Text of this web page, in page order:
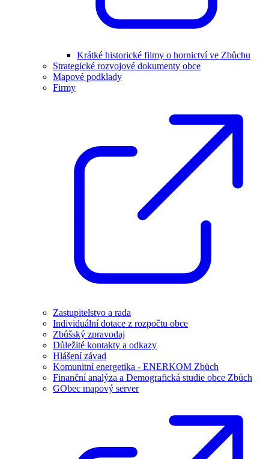
Krátké historické filmy o hornictví ve Zbůchu
Strategické rozvojové dokumenty obce
Mapové podklady
Firmy
Zastupitelstvo a rada
Individuální dotace z rozpočtu obce
Zbůšský zpravodaj
Důležité kontakty a odkazy
Hlášení závad
Komunitní energetika - ENERKOM Zbůch
Finanční analýza a Demografická studie obce Zbůch
GObec mapový server